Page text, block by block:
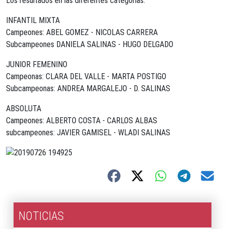
INFANTIL MIXTA
Campeones: ABEL GOMEZ - NICOLAS CARRERA
Subcampeones DANIELA SALINAS - HUGO DELGADO
JUNIOR FEMENINO
Campeonas: CLARA DEL VALLE - MARTA POSTIGO
Subcampeonas: ANDREA MARGALEJO - D. SALINAS
ABSOLUTA
Campeones: ALBERTO COSTA - CARLOS ALBAS
subcampeones: JAVIER GAMISEL - WLADI SALINAS
NOTICIAS